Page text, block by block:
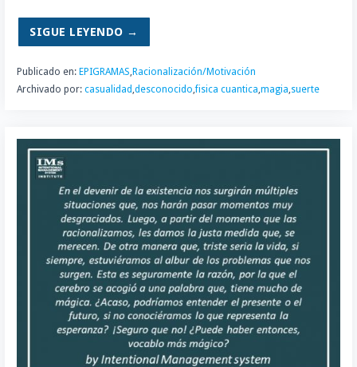
SIGUE LEYENDO →
Publicado en: EPIGRAMAS,Racionalización/Motivación
Archivado por: casualidad ,desconocido,fisica cuantica,magia,suerte